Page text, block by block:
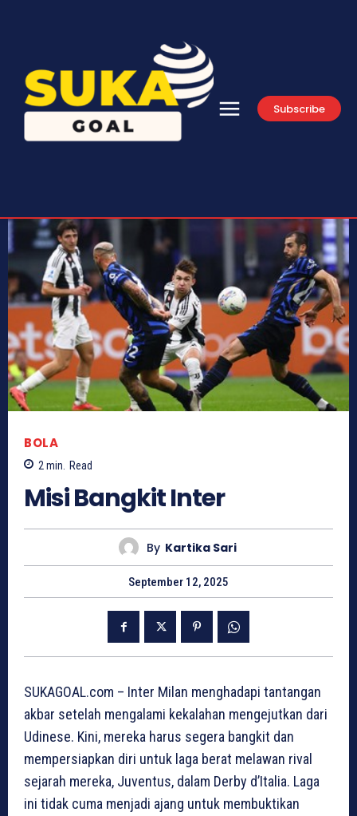
Subscribe
BOLA
2min. Read
Misi Bangkit Inter
By Kartika Sari
September 12, 2025
SUKAGOAL.com – Inter Milan menghadapi tantangan
akbar setelah mengalami kekalahan mengejutkan dari
Udinese. Kini, mereka harus segera bangkit dan
mempersiapkan diri untuk laga berat melawan rival
sejarah mereka, Juventus, dalam Derby d’Italia. Laga
ini tidak cuma menjadi ajang untuk membuktikan